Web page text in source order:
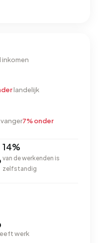
landelijk
7% onder
14%
van de werkenden is
zelfstandig
werk